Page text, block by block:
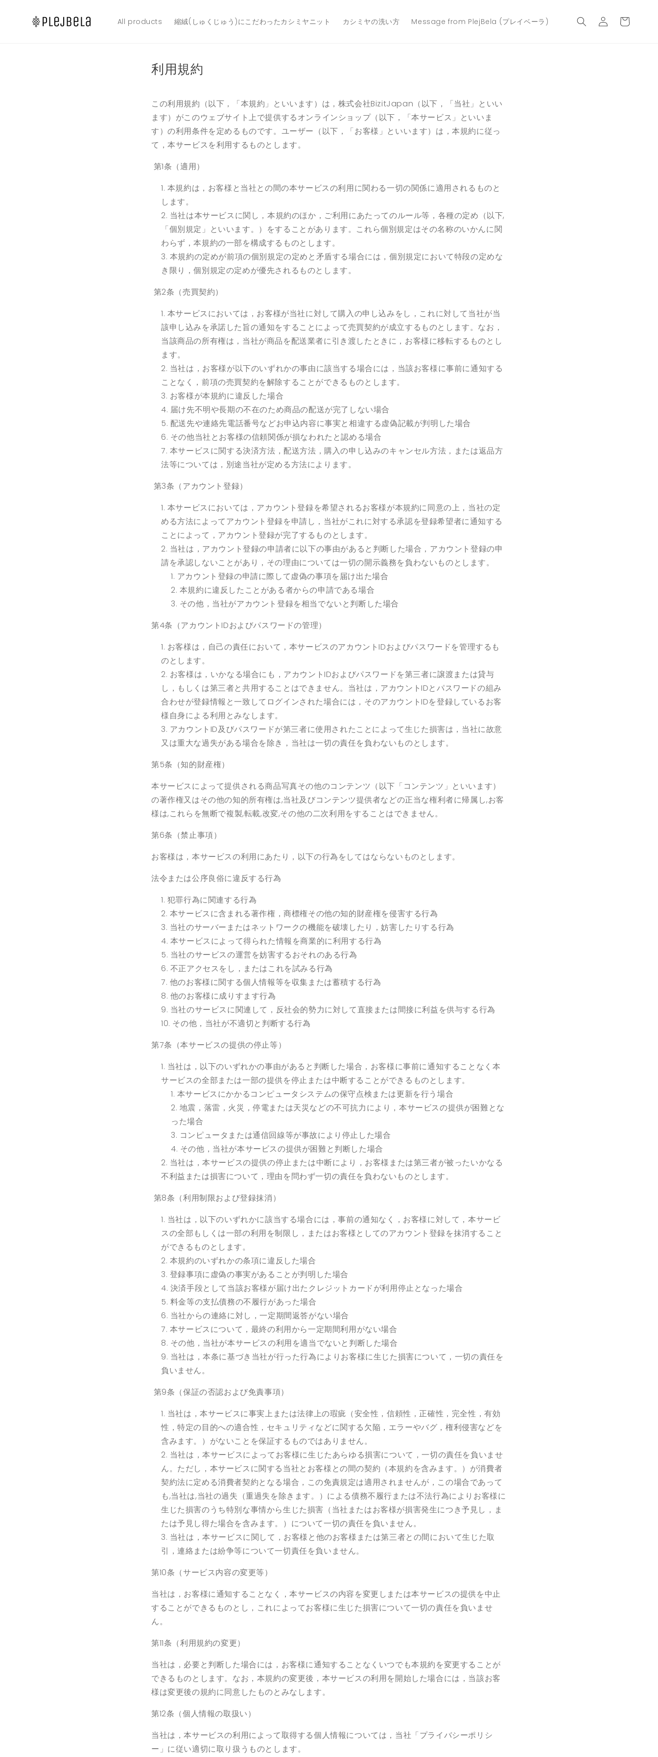
All products 縮絨(しゅくじゅう)にこだわったカシミヤニット カシミヤの洗い方 Message from PlejBela (プレイベーラ)
グ
イ
ー
利用規約
この利用規約（以下，「本規約」といいます）は，株式会社BizitJapan（以下，「当社」といい
ます）がこのウェブサイト上で提供するオンラインショップ（以下，「本サービス」といいま
す）の利用条件を定めるものです。ユーザー（以下，「お客様」といいます）は，本規約に従っ
て，本サービスを利用するものとします。
第1条（適用）
本規約は，お客様と当社との間の本サービスの利用に関わる一切の関係に適用されるものと
します。
当社は本サービスに関し，本規約のほか，ご利用にあたってのルール等，各種の定め（以下,
「個別規定」といいます。）をすることがあります。これら個別規定はその名称のいかんに関
わらず，本規約の一部を構成するものとします。
本規約の定めが前項の個別規定の定めと矛盾する場合には，個別規定において特段の定めな
き限り，個別規定の定めが優先されるものとします。
第2条（売買契約）
本サービスにおいては，お客様が当社に対して購入の申し込みをし，これに対して当社が当
該申し込みを承諾した旨の通知をすることによって売買契約が成立するものとします。なお，
当該商品の所有権は，当社が商品を配送業者に引き渡したときに，お客様に移転するものとし
ます。
当社は，お客様が以下のいずれかの事由に該当する場合には，当該お客様に事前に通知する
ことなく，前項の売買契約を解除することができるものとします。
お客様が本規約に違反した場合
届け先不明や長期の不在のため商品の配送が完了しない場合
配送先や連絡先電話番号などお申込内容に事実と相違する虚偽記載が判明した場合
その他当社とお客様の信頼関係が損なわれたと認める場合
本サービスに関する決済方法，配送方法，購入の申し込みのキャンセル方法，または返品方
法等については，別途当社が定める方法によります。
第3条（アカウント登録）
本サービスにおいては，アカウント登録を希望されるお客様が本規約に同意の上，当社の定
める方法によってアカウント登録を申請し，当社がこれに対する承認を登録希望者に通知する
ことによって，アカウント登録が完了するものとします。
当社は，アカウント登録の申請者に以下の事由があると判断した場合，アカウント登録の申
請を承認しないことがあり，その理由については一切の開示義務を負わないものとします。
アカウント登録の申請に際して虚偽の事項を届け出た場合
本規約に違反したことがある者からの申請である場合
その他，当社がアカウント登録を相当でないと判断した場合
第4条（アカウント IDおよびパスワードの管理）
お客様は，自己の責任において，本サービスのアカウント IDおよびパスワードを管理するも
のとします。
お客様は，いかなる場合にも，アカウント IDおよびパスワードを第三者に譲渡または貸与
し，もしくは第三者と共用することはできません。当社は，アカウント IDとパスワードの組み
合わせが登録情報と一致してログインされた場合には，そのアカウント IDを登録しているお客
様自身による利用とみなします。
アカウント ID及びパスワードが第三者に使用されたことによって生じた損害は，当社に故意
又は重大な過失がある場合を除き，当社は一切の責任を負わないものとします。
第5条（知的財産権）
本サービスによって提供される商品写真その他のコンテンツ（以下「コンテンツ」といいます）
の著作権又はその他の知的所有権は,当社及びコンテンツ提供者などの正当な権利者に帰属し,お客
様は,これらを無断で複製,転載,改変,その他の二次利用をすることはできません。
第6条（禁止事項）
お客様は，本サービスの利用にあたり，以下の行為をしてはならないものとします。
法令または公序良俗に違反する行為
犯罪行為に関連する行為
本サービスに含まれる著作権，商標権その他の知的財産権を侵害する行為
当社のサーバーまたはネットワークの機能を破壊したり，妨害したりする行為
本サービスによって得られた情報を商業的に利用する行為
当社のサービスの運営を妨害するおそれのある行為
不正アクセスをし，またはこれを試みる行為
他のお客様に関する個人情報等を収集または蓄積する行為
他のお客様に成りすます行為
当社のサービスに関連して，反社会的勢力に対して直接または間接に利益を供与する行為
その他，当社が不適切と判断する行為
第7条（本サービスの提供の停止等）
当社は，以下のいずれかの事由があると判断した場合，お客様に事前に通知することなく本
サービスの全部または一部の提供を停止または中断することができるものとします。
本サービスにかかるコンピュータシステムの保守点検または更新を行う場合
地震，落雷，火災，停電または天災などの不可抗力により，本サービスの提供が困難とな
った場合
コンピュータまたは通信回線等が事故により停止した場合
その他，当社が本サービスの提供が困難と判断した場合
当社は，本サービスの提供の停止または中断により，お客様または第三者が被ったいかなる
不利益または損害について，理由を問わず一切の責任を負わないものとします。
第8条（利用制限および登録抹消）
当社は，以下のいずれかに該当する場合には，事前の通知なく，お客様に対して，本サービ
スの全部もしくは一部の利用を制限し，またはお客様としてのアカウント登録を抹消すること
ができるものとします。
本規約のいずれかの条項に違反した場合
登録事項に虚偽の事実があることが判明した場合
決済手段として当該お客様が届け出たクレジットカードが利用停止となった場合
料金等の支払債務の不履行があった場合
当社からの連絡に対し，一定期間返答がない場合
本サービスについて，最終の利用から一定期間利用がない場合
その他，当社が本サービスの利用を適当でないと判断した場合
当社は，本条に基づき当社が行った行為によりお客様に生じた損害について，一切の責任を
負いません。
第9条（保証の否認および免責事項）
当社は ，本サービスに事実上または法律上の瑕疵（安全性 ，信頼性 ，正確性 ， 完全性 ，有効
性 ，特定の目的への適合性 ， セキュリティなどに関する欠陥 ， エラーやバグ ，権利侵害などを
含みます。）がないことを保証するものではありません。
当社は ，本サービスによってお客様に生じたあらゆる損害について ，一切の責任を負いませ
ん。ただし ， 本サービスに関する当社とお客様との間の契約（本規約を含みます。）が消費者
契約法に定める消費者契約となる場合 ， この免責規定は適用されませんが ， この場合であって
も,当社は,当社の過失（重過失を除きます。）による債務不履行または不法行為によりお客様に
生じた損害のうち特別な事情から生じた損害（当社またはお客様が損害発生につき予見し ， ま
たは予見し得た場合を含みます。）について一切の責任を負いません。
当社は，本サービスに関して，お客様と他のお客様または第三者との間において生じた取
引，連絡または紛争等について一切責任を負いません。
第10条 （サービス内容の変更等）
当社は，お客様に通知することなく，本サービスの内容を変更しまたは本サービスの提供を中止
することができるものとし，これによってお客様に生じた損害について一切の責任を負いませ
ん。
第11条（利用規約の変更）
当社は，必要と判断した場合には，お客様に通知することなくいつでも本規約を変更することが
できるものとします。なお，本規約の変更後，本サービスの利用を開始した場合には，当該お客
様は変更後の規約に同意したものとみなします。
第12条（個人情報の取扱い）
当社は，本サービスの利用によって取得する個人情報については，当社「プライバシーポリシ
ー」に従い適切に取り扱うものとします。